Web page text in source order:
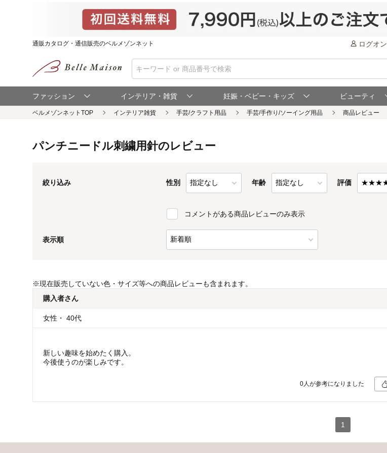
通販カタログ・通信販売のベルメゾンネット ログオン
ファッション インテリア・雑貨 妊娠・ベビー・キッズ ビューティ
ベルメゾンネットTOP
パンチニードル刺繍用針のレビュー
絞り込み 性別 年齢 評価
コメントがある商品レビューのみ表示
表示順
※現在販売していない色・サイズ等への商品レビューも含まれます。
購入者さん
女性 ・ 40代
新しい趣味を始めたく購入。
今後使うのが楽しみです。
0人が参考になりました
1